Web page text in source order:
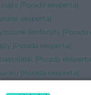
[Porada eksperta]
eksperta]
limfocyty [Porada
[Porada eksperta]
[Porada
[Porada eksperta]
[Porada